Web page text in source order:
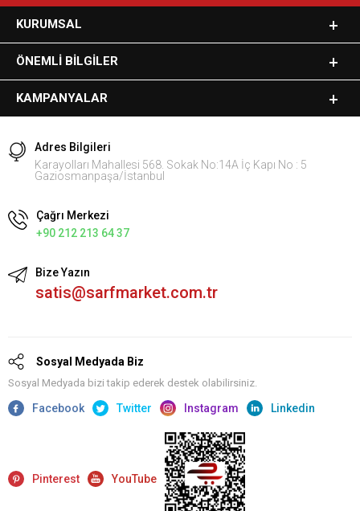
KURUMSAL
ÖNEMLI BILGILER
KAMPANYALAR
Adres Bilgileri
Karayolları Mahallesi 568. Sokak No:14A İç Kapı No : 5
Gaziosmanpaşa/İstanbul
Çağrı Merkezi
+90 212 213 64 37
Bize Yazın
satis@sarfmarket.com.tr
Sosyal Medyada Biz
Sosyal Medyada bizi takip ederek destek olabilirsiniz.
Facebook Twitter Instagram Linkedin
Pinterest YouTube